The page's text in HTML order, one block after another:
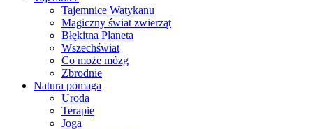
Tajemnice Watykanu
Magiczny świat zwierząt
Błękitna Planeta
Wszechświat
Co może mózg
Zbrodnie
Natura pomaga
Uroda
Terapie
Joga